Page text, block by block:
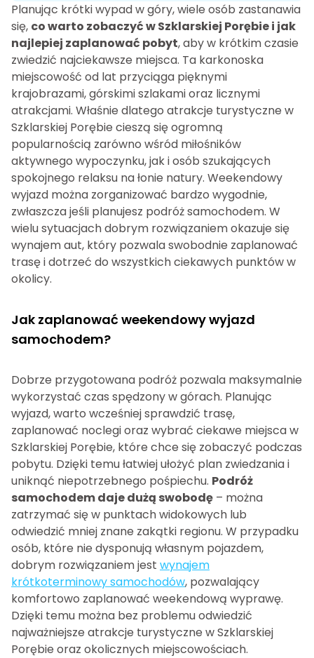
Planując krótki wypad w góry, wiele osób zastanawia
się, co warto zobaczyć w Szklarskiej Porębie i jak
najlepiej zaplanować pobyt, aby w krótkim czasie
zwiedzić najciekawsze miejsca. Ta karkonoska
miejscowość od lat przyciąga pięknymi
krajobrazami, górskimi szlakami oraz licznymi
atrakcjami. Właśnie dlatego atrakcje turystyczne w
Szklarskiej Porębie cieszą się ogromną
popularnością zarówno wśród miłośników
aktywnego wypoczynku, jak i osób szukających
spokojnego relaksu na łonie natury. Weekendowy
wyjazd można zorganizować bardzo wygodnie,
zwłaszcza jeśli planujesz podróż samochodem. W
wielu sytuacjach dobrym rozwiązaniem okazuje się
wynajem aut, który pozwala swobodnie zaplanować
trasę i dotrzeć do wszystkich ciekawych punktów w
okolicy.
Jak zaplanować weekendowy wyjazd
samochodem?
Dobrze przygotowana podróż pozwala maksymalnie
wykorzystać czas spędzony w górach. Planując
wyjazd, warto wcześniej sprawdzić trasę,
zaplanować noclegi oraz wybrać ciekawe miejsca w
Szklarskiej Porębie, które chce się zobaczyć podczas
pobytu. Dzięki temu łatwiej ułożyć plan zwiedzania i
uniknąć niepotrzebnego pośpiechu. Podróż
samochodem daje dużą swobodę – można
zatrzymać się w punktach widokowych lub
odwiedzić mniej znane zakątki regionu. W przypadku
osób, które nie dysponują własnym pojazdem,
dobrym rozwiązaniem jest wynajem
krótkoterminowy samochodów, pozwalający
komfortowo zaplanować weekendową wyprawę.
Dzięki temu można bez problemu odwiedzić
najważniejsze atrakcje turystyczne w Szklarskiej
Porębie oraz okolicznych miejscowościach.